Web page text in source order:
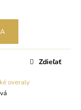
overaly
Zdieľať